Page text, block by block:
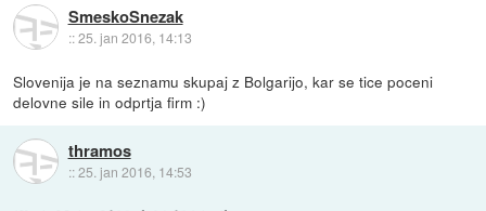
SmeskoSnezak
::25. jan 2016, 14:13
Slovenija je na seznamu skupaj z Bolgarijo, kar se tice poceni
delovne sile in odprtja firm :)
thramos
::25. jan 2016, 14:53